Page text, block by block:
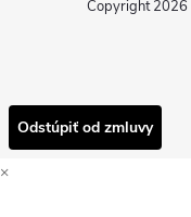
Copyright 2026
Odstúpiť od zmluvy
×